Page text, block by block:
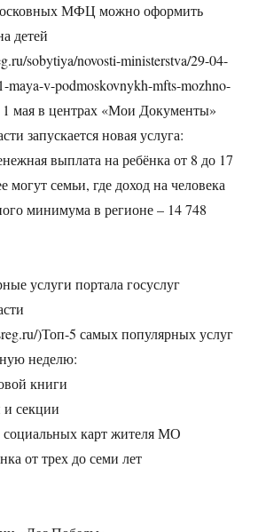
МФЦ можно оформить
детей
sobytiya/novosti-ministerstva/29-04-
maya-v-podmoskovnykh-mfts-mozhno-
мая в центрах «Мои Документы»
запускается новая услуга:
выплата на ребёнка от 8 до 17
могут семьи, где доход на человека
минимума в регионе – 14 748
услуги портала госуслуг
)Топ-5 самых популярных услуг
неделю:
книги
и секции
социальных карт жителя МО
от трех до семи лет